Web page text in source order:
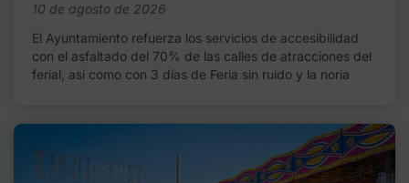
10 de agosto de 2026
El Ayuntamiento refuerza los servicios de accesibilidad
con el asfaltado del 70% de las calles de atracciones del
ferial, así como con 3 días de Feria sin ruido y la noria